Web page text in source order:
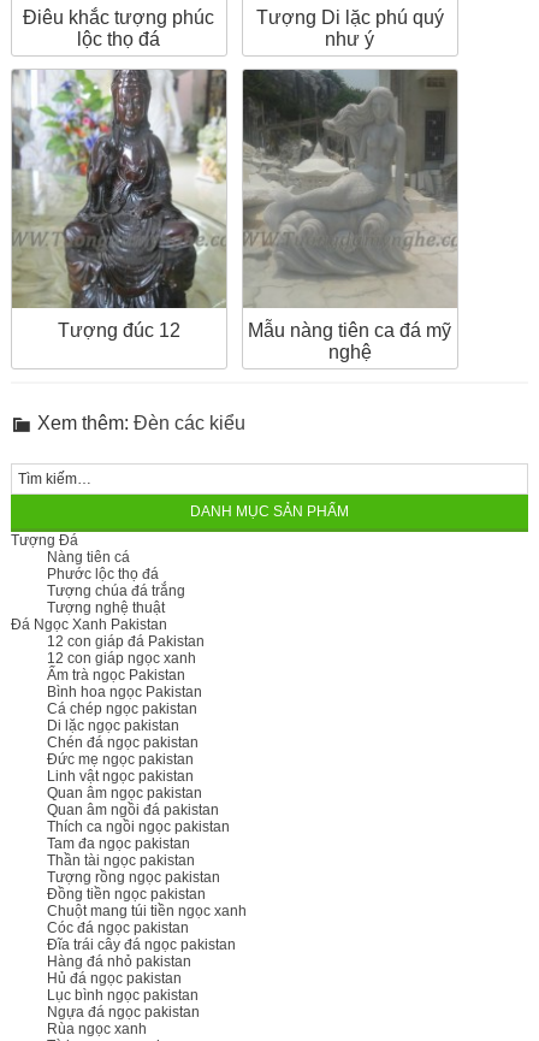
Điêu khắc tượng phúc
lộc thọ đá
Tượng Di lặc phú quý
như ý
Tượng đúc 12
Mẫu nàng tiên ca đá mỹ
nghệ
Xem thêm: Đèn các kiểu
DANH MỤC SẢN PHẨM
Tượng Đá
Nàng tiên cá
Phước lộc thọ đá
Tượng chúa đá trắng
Tượng nghệ thuật
Đá Ngọc Xanh Pakistan
12 con giáp đá Pakistan
12 con giáp ngọc xanh
Ấm trà ngọc Pakistan
Bình hoa ngọc Pakistan
Cá chép ngọc pakistan
Di lặc ngọc pakistan
Chén đá ngọc pakistan
Đức mẹ ngọc pakistan
Linh vật ngọc pakistan
Quan âm ngọc pakistan
Quan âm ngồi đá pakistan
Thích ca ngồi ngọc pakistan
Tam đa ngọc pakistan
Thần tài ngọc pakistan
Tượng rồng ngọc pakistan
Đồng tiền ngọc pakistan
Chuột mang túi tiền ngọc xanh
Cóc đá ngọc pakistan
Đĩa trái cây đá ngọc pakistan
Hàng đá nhỏ pakistan
Hủ đá ngọc pakistan
Lục bình ngọc pakistan
Ngựa đá ngọc pakistan
Rùa ngọc xanh